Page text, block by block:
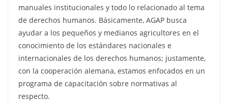
manuales institucionales y todo lo relacionado al tema
de derechos humanos. Básicamente, AGAP busca
ayudar a los pequeños y medianos agricultores en el
conocimiento de los estándares nacionales e
internacionales de los derechos humanos; justamente,
con la cooperación alemana, estamos enfocados en un
programa de capacitación sobre normativas al
respecto.